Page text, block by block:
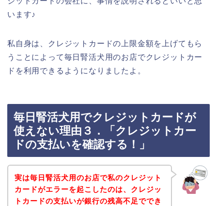
います♪
私自身は、クレジットカードの上限金額を上げてもら
うことによって毎日腎活犬用のお店でクレジットカー
ドを利用できるようになりましたよ。
毎日腎活犬用でクレジットカードが
使えない理由３．「クレジットカー
ドの支払いを確認する！」
実は毎日腎活犬用のお店で私のクレジット
カードがエラーを起こしたのは、クレジッ
トカードの支払いが銀行の残高不足ででき